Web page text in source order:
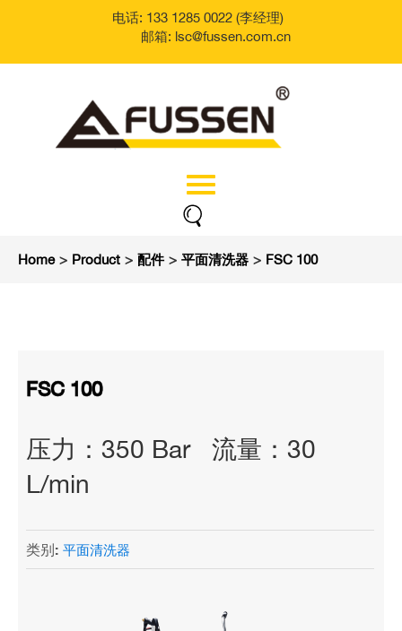
电话: 133 1285 0022 (李经理)
邮箱: lsc@fussen.com.cn
Home > Product > 配件 > 平面清洗器 > FSC 100
FSC 100
压力：350 Bar 流量：30
L/min
类别: 平面清洗器